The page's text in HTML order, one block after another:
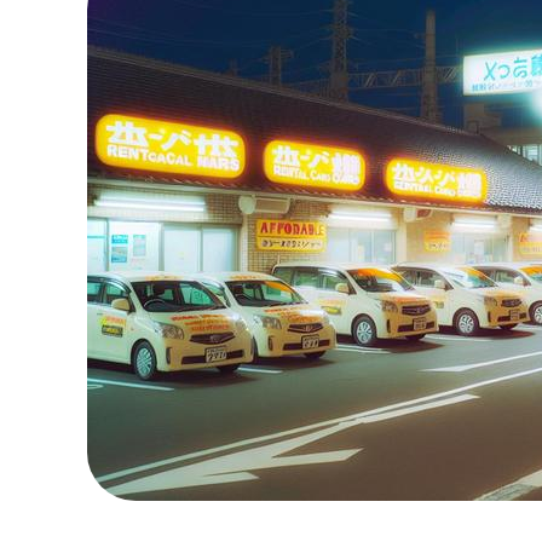
お問合せ
人材募集（ライター、配車スタッフ、デザイ